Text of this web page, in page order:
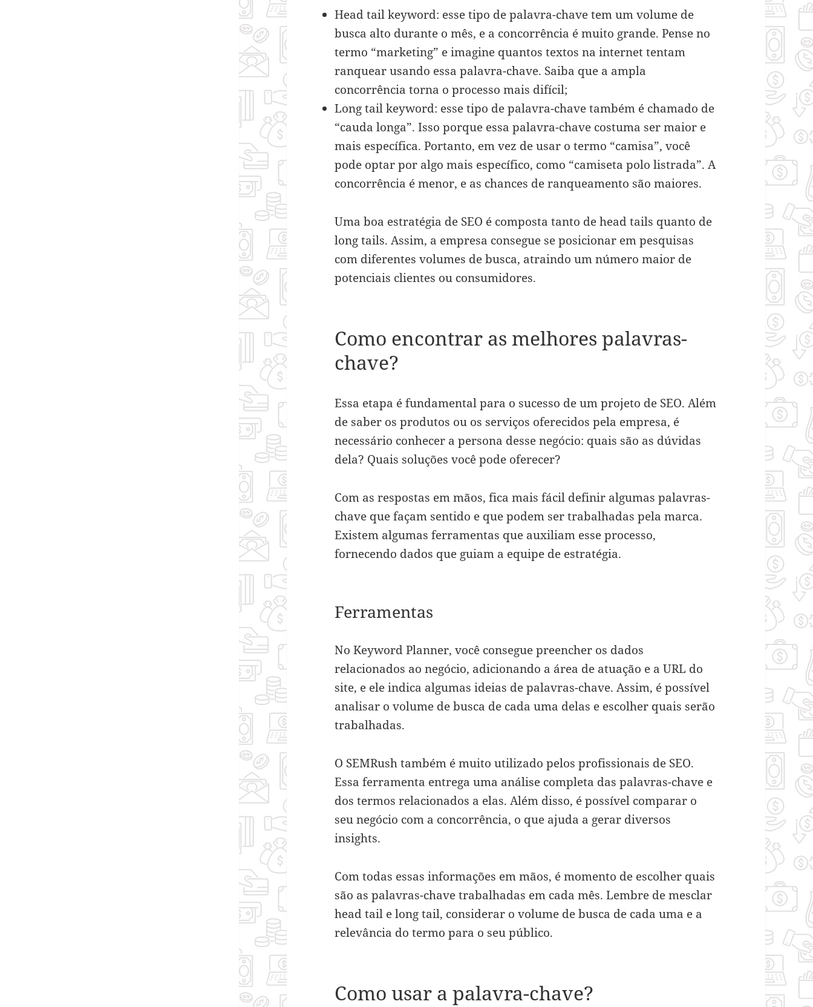
Head tail keyword: esse tipo de palavra-chave tem um volume de
busca alto durante o mês, e a concorrência é muito grande. Pense no
termo “marketing” e imagine quantos textos na internet tentam
ranquear usando essa palavra-chave. Saiba que a ampla
concorrência torna o processo mais difícil;
Long tail keyword: esse tipo de palavra-chave também é chamado de
“cauda longa”. Isso porque essa palavra-chave costuma ser maior e
mais específica. Portanto, em vez de usar o termo “camisa”, você
pode optar por algo mais específico, como “camiseta polo listrada”. A
concorrência é menor, e as chances de ranqueamento são maiores.
Uma boa estratégia de SEO é composta tanto de head tails quanto de
long tails. Assim, a empresa consegue se posicionar em pesquisas
com diferentes volumes de busca, atraindo um número maior de
potenciais clientes ou consumidores.
Como encontrar as melhores palavras-
chave?
Essa etapa é fundamental para o sucesso de um projeto de SEO. Além
de saber os produtos ou os serviços oferecidos pela empresa, é
necessário conhecer a persona desse negócio: quais são as dúvidas
dela? Quais soluções você pode oferecer?
Com as respostas em mãos, fica mais fácil definir algumas palavras-
chave que façam sentido e que podem ser trabalhadas pela marca.
Existem algumas ferramentas que auxiliam esse processo,
fornecendo dados que guiam a equipe de estratégia.
Ferramentas
No Keyword Planner, você consegue preencher os dados
relacionados ao negócio, adicionando a área de atuação e a URL do
site, e ele indica algumas ideias de palavras-chave. Assim, é possível
analisar o volume de busca de cada uma delas e escolher quais serão
trabalhadas.
O SEMRush também é muito utilizado pelos profissionais de SEO.
Essa ferramenta entrega uma análise completa das palavras-chave e
dos termos relacionados a elas. Além disso, é possível comparar o
seu negócio com a concorrência, o que ajuda a gerar diversos
insights.
Com todas essas informações em mãos, é momento de escolher quais
são as palavras-chave trabalhadas em cada mês. Lembre de mesclar
head tail e long tail, considerar o volume de busca de cada uma e a
relevância do termo para o seu público.
Como usar a palavra-chave?